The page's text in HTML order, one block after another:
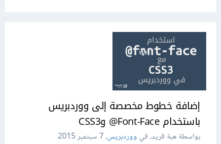
إضافة خطوط مخصصة إلى ووردبريس
باستخدام Font-Face@ وCSS3
بواسطة هبة فريد، في ووردبريس،7 سبتمبر 2015